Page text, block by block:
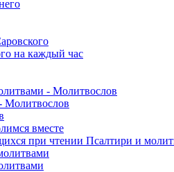
на каждый час
- Молитвослов
Молитвослов
вместе
при чтении Псалтири и